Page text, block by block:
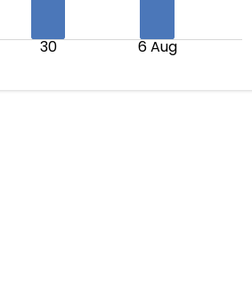
30 6 Aug